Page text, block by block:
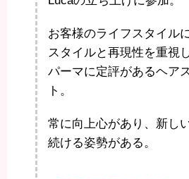
お客様のライフスタイル
スタイルと再現性を重視
パーマに定評があるヘア
ト。
常に向上心があり、新し
続ける姿勢がある。